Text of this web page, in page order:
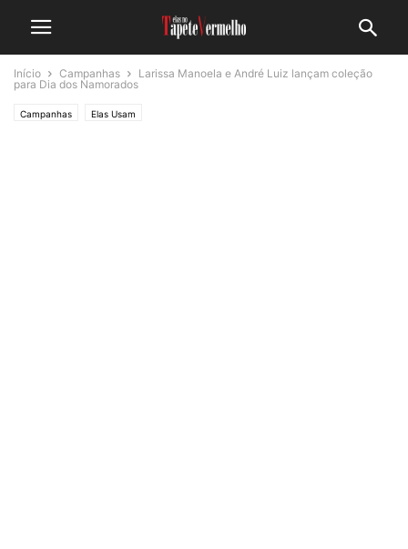
Início Campanhas
Larissa Manoela e André Luiz lançam coleção
para Dia dos Namorados
Campanhas Elas Usam